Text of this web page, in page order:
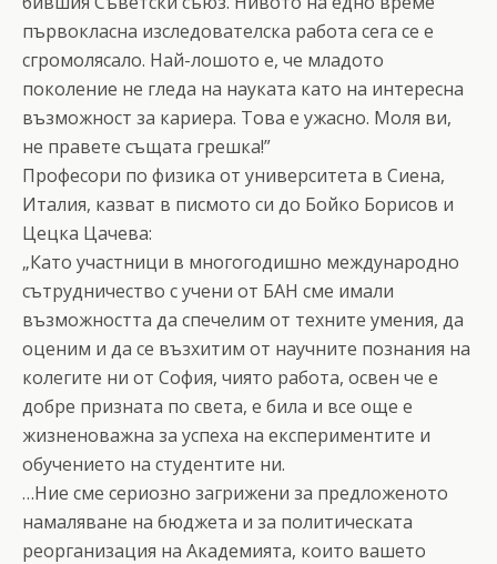
първокласна изследователска работа сега се е
сгромолясало. Най-лошото е, че младото
поколение не гледа на науката като на интересна
възможност за кариера. Това е ужасно. Моля ви,
не правете същата грешка!”
Професори по физика от университета в Сиена,
Италия, казват в писмото си до Бойко Борисов и
Цецка Цачева:
„Като участници в многогодишно международно
сътрудничество с учени от БАН сме имали
възможността да спечелим от техните умения, да
оценим и да се възхитим от научните познания на
колегите ни от София, чиято работа, освен че е
добре призната по света, е била и все още е
жизненоважна за успеха на експериментите и
обучението на студентите ни.
…Ние сме сериозно загрижени за предложеното
намаляване на бюджета и за политическата
реорганизация на Академията, които вашето